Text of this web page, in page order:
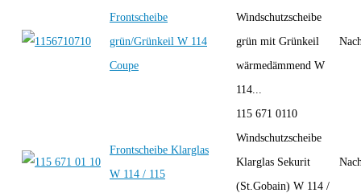
Frontscheibe
grün/Grünkeil W 114
Coupe
Windschutzscheibe
grün mit Grünkeil
wärmedämmend W
114...
Frontscheibe Klarglas
W 114 / 115
115 671 0110
Windschutzscheibe
Klarglas Sekurit
(St.Gobain) W 114 /